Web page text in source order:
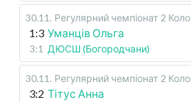
30.11 . Регулярний чемпіонат 2 Коло
1:3 Уманців Ольга
3:1 ДЮСШ (Богородчани)
30.11 . Регулярний чемпіонат 2 Коло
3:2 Тітус Анна